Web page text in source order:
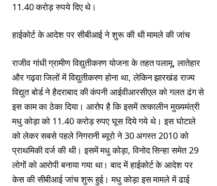
11.40 करोड़ रुपये दिए थे।
हाईकोर्ट के आदेश पर सीबीआई ने शुरू की थी मामले की जांच
राजीव गांधी ग्रामीण विद्युतीकरण योजना के तहत पलामू, लातेहार
और गढ़वा जिलों में विद्युतीकरण होना था, लेकिन झारखंड राज्य
विद्युत बोर्ड ने हैदराबाद की कंपनी आईवीआरसीएल को गलत ढंग से
इस काम का ठेका दिया। आरोप है कि इसमें तत्कालीन मुख्यमंत्री
मधु कोड़ा को 11.40 करोड़ रुपए घूस दिये गये थे। इस घोटाले
को लेकर सबसे पहले निगरानी ब्यूरो ने 30 अगस्त 2010 को
प्राथमिकी दर्ज की थी। इसमें मधु कोड़ा, विनोद सिन्हा समेत 29
लोगों को आरोपी बनाया गया था। बाद में हाईकोर्ट के आदेश पर
केस की सीबीआई जांच शुरू हुई। मधु कोड़ा इस मामले में ढाई